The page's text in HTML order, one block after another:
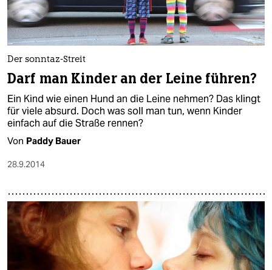
Der sonntaz-Streit
Darf man Kinder an der Leine führen?
Ein Kind wie einen Hund an die Leine nehmen? Das klingt
für viele absurd. Doch was soll man tun, wenn Kinder
einfach auf die Straße rennen?
Von Paddy Bauer
28.9.2014